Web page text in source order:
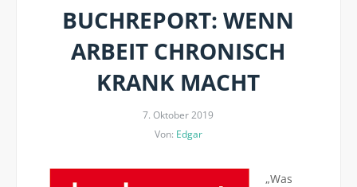
BUCHREPORT: WENN
ARBEIT CHRONISCH
KRANK MACHT
7. Oktober 2019
Von: Edgar
„Was